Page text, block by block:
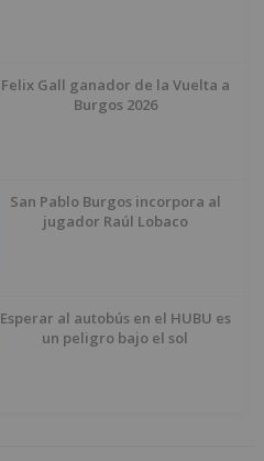
Felix Gall ganador de la Vuelta a
Burgos 2026
San Pablo Burgos incorpora al
jugador Raúl Lobaco
Esperar al autobús en el HUBU es
un peligro bajo el sol